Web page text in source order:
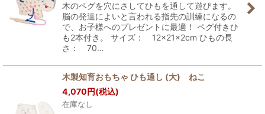
木のペグを穴にさしてひもを通して遊びます。
脳の発達によいと言われる指先の訓練になるの
で、お子様へのプレゼントに最適！ ペグ付きひ
も2本付き。 サイズ： 12×21×2cm ひもの長
さ： 70…
木製知育おもちゃ ひも通し (大) ねこ
4,070円(税込)
在庫なし